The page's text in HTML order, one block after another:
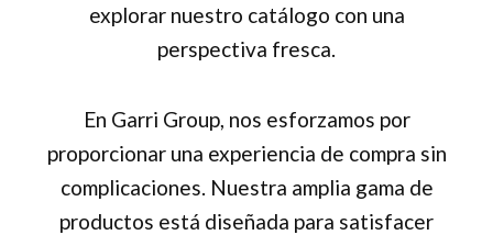
explorar nuestro catálogo con una
perspectiva fresca.
En Garri Group, nos esforzamos por
proporcionar una experiencia de compra sin
complicaciones. Nuestra amplia gama de
productos está diseñada para satisfacer